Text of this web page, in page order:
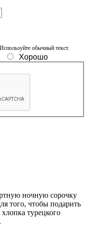
обычный текст.
Хорошо
ночную сорочку
того, чтобы подарить
турецкого